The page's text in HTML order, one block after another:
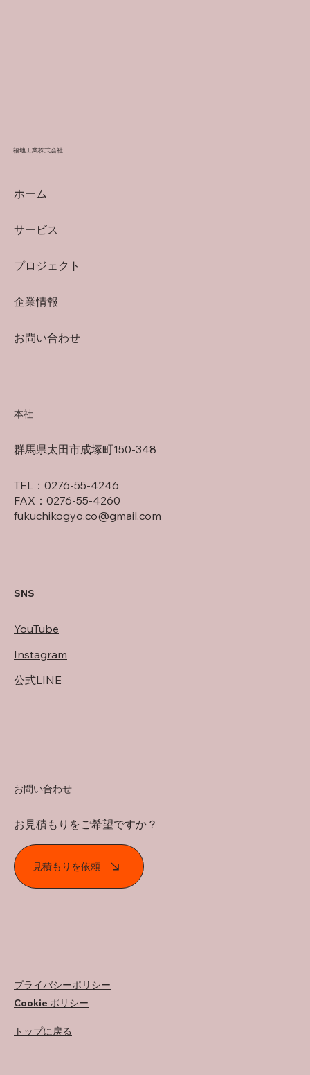
ホーム
サービス
プロジェクト
企業情報
お問い合わせ
福地工業株式会社
TEL：0276-55-4246
​FAX：0276-55-4260
fukuchikogyo.co@gmail.com
​群馬県太田市成塚町150-348
本社
SNS
​YouTube
Instagram
​公式LINE
お問い合わせ
お見積もりをご希望ですか？
見積もりを依頼
トップに戻る
プライバシーポリシー
Cookie ポリシー